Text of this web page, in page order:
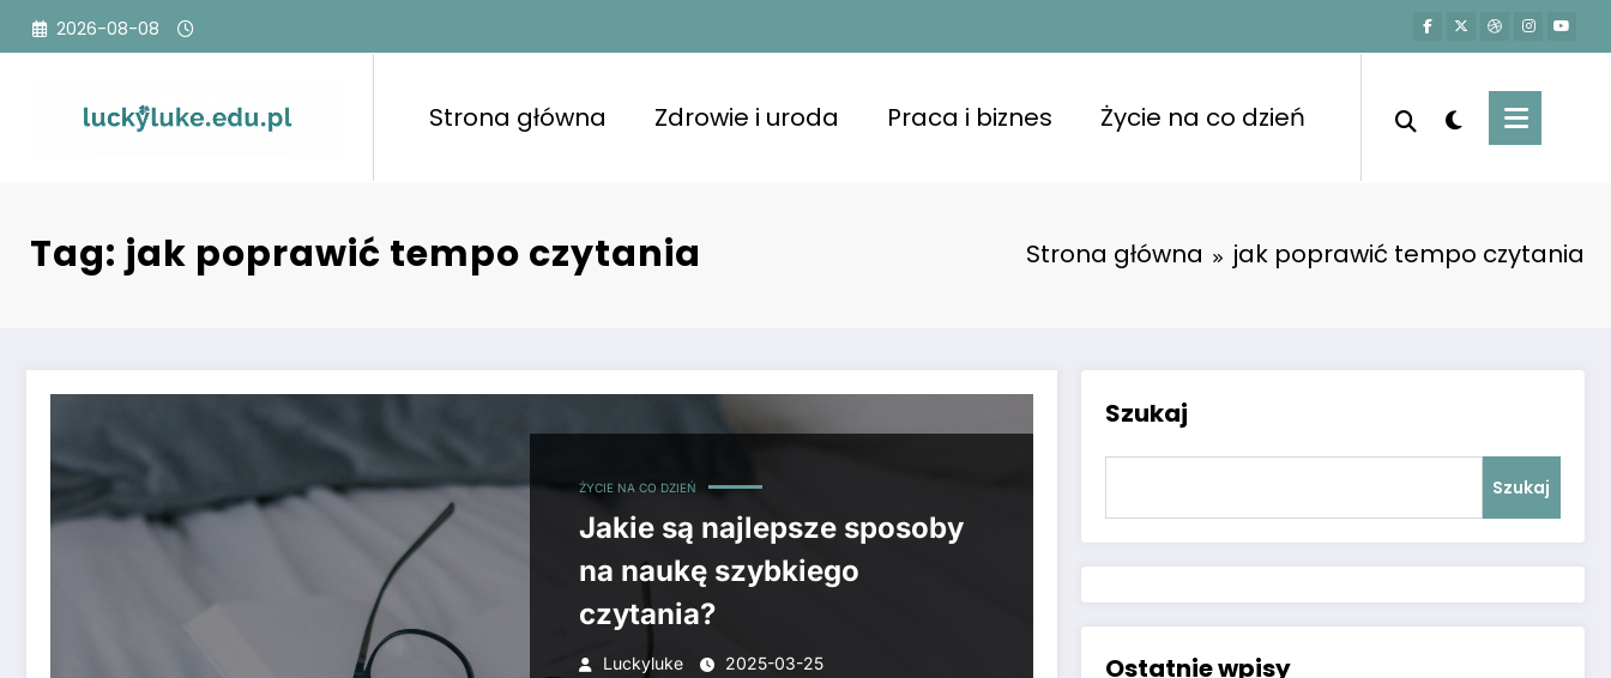
Przejdź
2026-08-08
Strona główna Zdrowie i uroda Praca i biznes Życie na co dzień
Tag: jak poprawić tempo czytania Strona główna jak poprawić tempo czytania
ŻYCIE NA CO DZIEŃ
Jakie są najlepsze sposoby
na naukę szybkiego
czytania?
Luckyluke 2025-03-25
Szukaj
Szukaj
Ostatnie wpisy